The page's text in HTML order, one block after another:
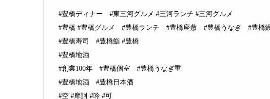
#豊橋ディナー #東三河グルメ #三河ランチ #三河グルメ
#豊橋 #豊橋グルメ #豊橋ランチ #豊橋座敷 #豊橋うなぎ #豊橋
#豊橋寿司 #豊橋鮨 #豊橋
#豊橋地酒
#創業100年 #豊橋個室 #豊橋うなぎ重
#豊橋地酒 #豊橋日本酒
#空 #摩訶 #吟 #可